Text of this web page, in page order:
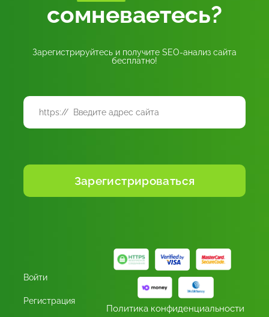
сомневаетесь?
Зарегистрируйтесь и получите SEO-анализ сайта
бесплатно!
Войти
Регистрация
Политика конфиденциальности